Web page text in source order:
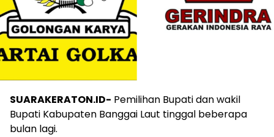
SUARAKERATON.ID- Pemilihan Bupati dan wakil
Bupati Kabupaten Banggai Laut tinggal beberapa
bulan lagi.